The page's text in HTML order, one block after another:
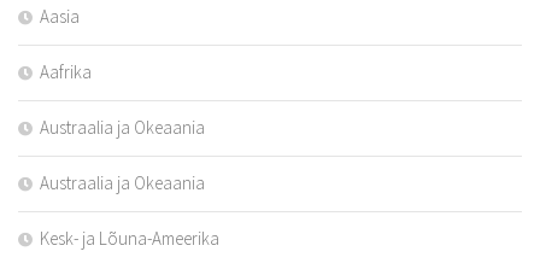
Aasia
Aafrika
Austraalia ja Okeaania
Austraalia ja Okeaania
Kesk- ja Lõuna-Ameerika